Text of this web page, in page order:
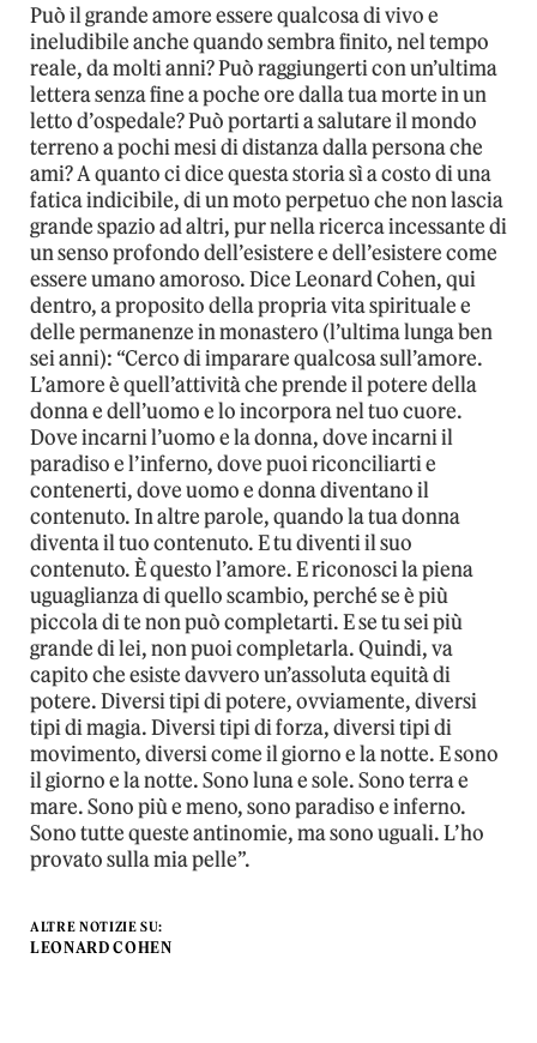
Può il grande amore essere qualcosa di vivo e
ineludibile anche quando sembra finito, nel tempo
reale, da molti anni? Può raggiungerti con un’ultima
lettera senza fine a poche ore dalla tua morte in un
letto d’ospedale? Può portarti a salutare il mondo
terreno a pochi mesi di distanza dalla persona che
ami? A quanto ci dice questa storia sì a costo di una
fatica indicibile, di un moto perpetuo che non lascia
grande spazio ad altri, pur nella ricerca incessante di
un senso profondo dell’esistere e dell’esistere come
essere umano amoroso. Dice Leonard Cohen, qui
dentro, a proposito della propria vita spirituale e
delle permanenze in monastero (l’ultima lunga ben
sei anni): “Cerco di imparare qualcosa sull’amore.
L’amore è quell’attività che prende il potere della
donna e dell’uomo e lo incorpora nel tuo cuore.
Dove incarni l’uomo e la donna, dove incarni il
paradiso e l’inferno, dove puoi riconciliarti e
contenerti, dove uomo e donna diventano il
contenuto. In altre parole, quando la tua donna
diventa il tuo contenuto. E tu diventi il suo
contenuto. È questo l’amore. E riconosci la piena
uguaglianza di quello scambio, perché se è più
piccola di te non può completarti. E se tu sei più
grande di lei, non puoi completarla. Quindi, va
capito che esiste davvero un’assoluta equità di
potere. Diversi tipi di potere, ovviamente, diversi
tipi di magia. Diversi tipi di forza, diversi tipi di
movimento, diversi come il giorno e la notte. E sono
il giorno e la notte. Sono luna e sole. Sono terra e
mare. Sono più e meno, sono paradiso e inferno.
Sono tutte queste antinomie, ma sono uguali. L’ho
provato sulla mia pelle”.
ALTRE NOTIZIE SU:
LEONARD COHEN